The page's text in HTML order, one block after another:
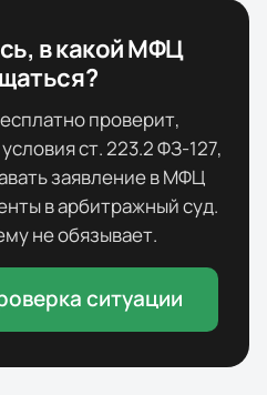
в какой МФЦ
проверит,
ст. 223.2 ФЗ-127,
заявление в МФЦ
в арбитражный суд.
не обязывает.
ситуации